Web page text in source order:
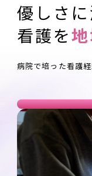
優しさ
看護を
病院で培った看護